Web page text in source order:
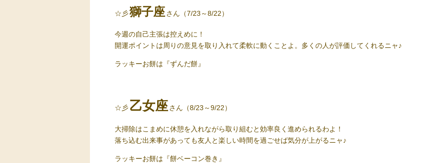
☆彡獅子座さん（7/23～8/22）
今週の自己主張は控えめに！
開運ポイントは周りの意見を取り入れて柔軟に動くことよ。多くの人が評価してくれるニャ♪
ラッキーお餅は『ずんだ餅』
☆彡乙女座さん（8/23～9/22）
大掃除はこまめに休憩を入れながら取り組むと効率良く進められるわよ！
落ち込む出来事があっても友人と楽しい時間を過ごせば気分が上がるニャ♪
ラッキーお餅は『餅ベーコン巻き』